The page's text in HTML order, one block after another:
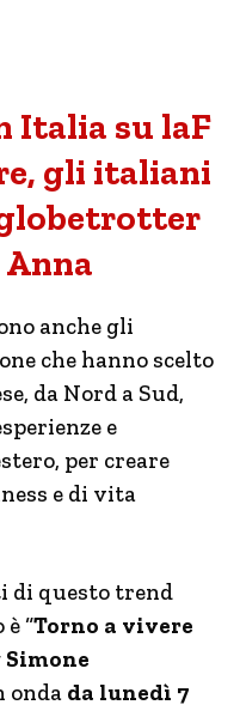
Italia su laF
gli italiani
Anna
anche gli
che hanno scelto
da Nord a Sud,
e
per creare
e di vita
di questo trend
“Torno a vivere
Simone
onda da lunedì 7